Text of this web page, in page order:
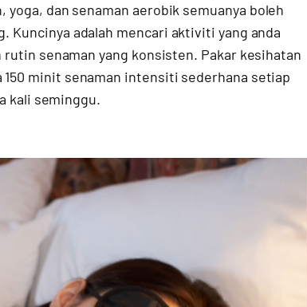
dan senaman aerobik semuanya boleh
Kuncinya adalah mencari aktiviti yang anda
senaman yang konsisten. Pakar kesihatan
minit senaman intensiti sederhana setiap
kali seminggu.